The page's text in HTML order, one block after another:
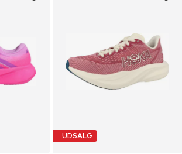
UDSALG